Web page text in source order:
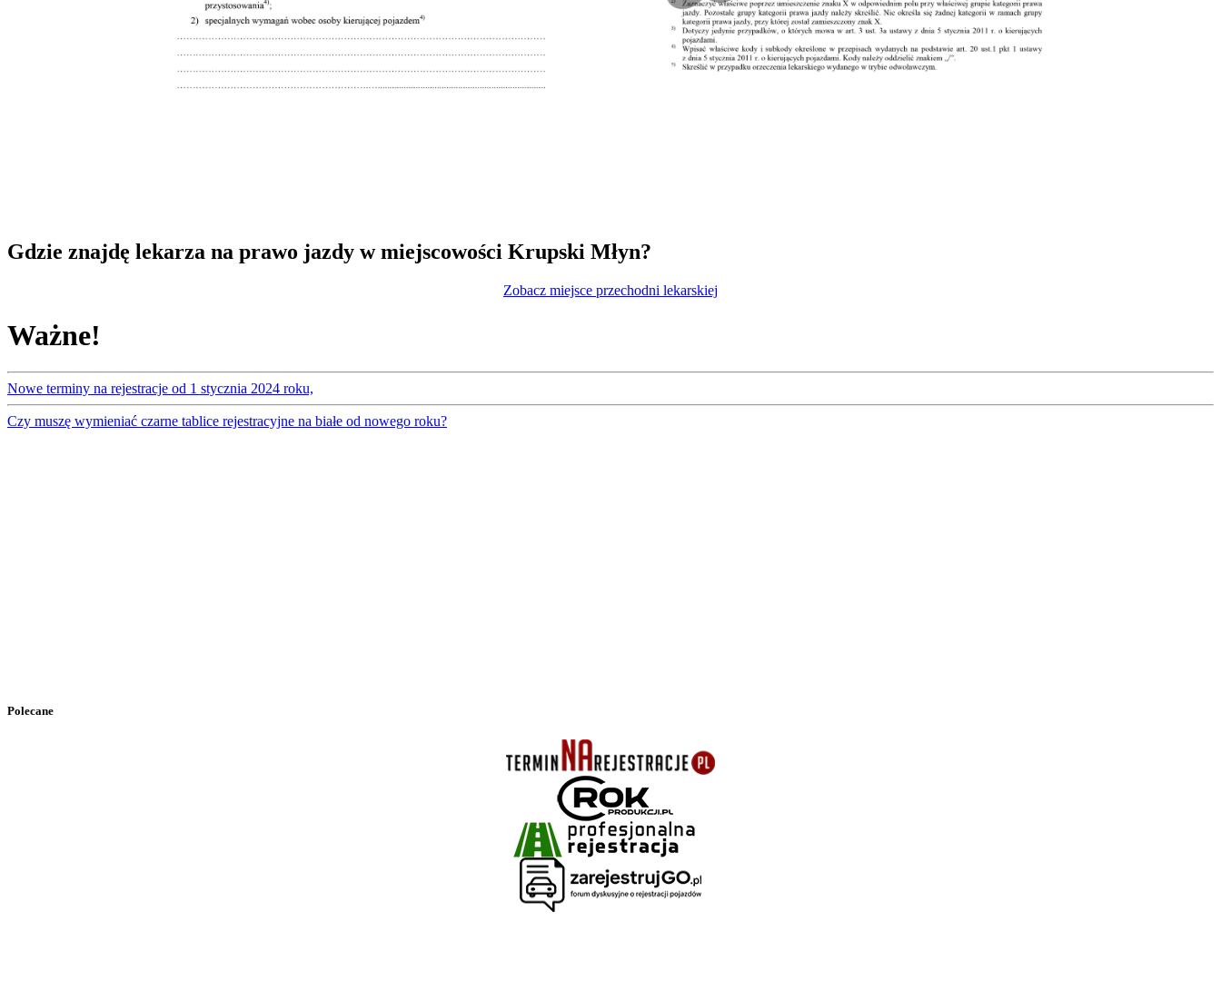
Gdzie znajdę lekarza na prawo jazdy w miejscowości Krupski Młyn?
Zobacz miejsce przechodni lekarskiej
Ważne!
Nowe terminy na rejestracje od 1 stycznia 2024 roku,
Czy muszę wymieniać czarne tablice rejestracyjne na białe od nowego roku?
Polecane